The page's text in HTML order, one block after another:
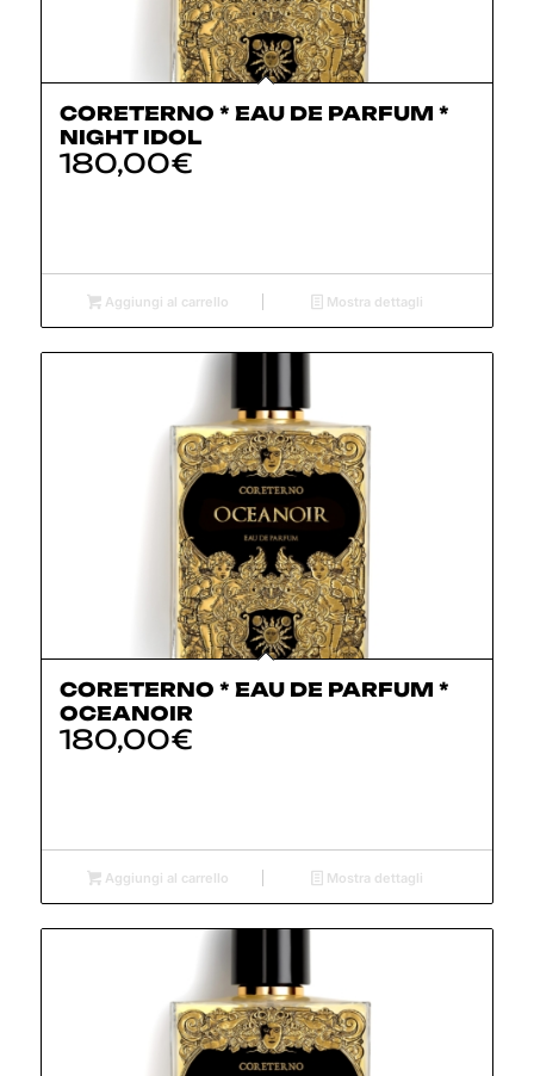
CORETERNO * EAU DE PARFUM *
NIGHT IDOL
180,00€
Aggiungi al carrello Mostra dettagli
CORETERNO * EAU DE PARFUM *
OCEANOIR
180,00€
Aggiungi al carrello Mostra dettagli